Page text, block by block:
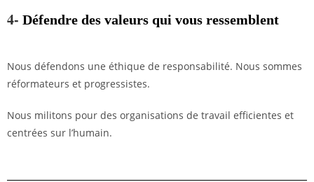
4- Défendre des valeurs qui vous ressemblent
Nous défendons une éthique de responsabilité. Nous sommes
réformateurs et progressistes.
Nous militons pour des organisations de travail efficientes et
centrées sur l’humain.